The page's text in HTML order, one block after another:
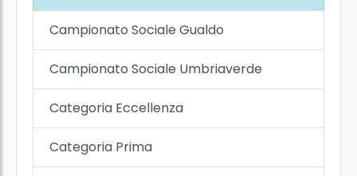
Campionato Sociale Gualdo
Campionato Sociale Umbriaverde
Categoria Eccellenza
Categoria Prima